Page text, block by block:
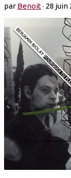
parBenoit· 28 juin